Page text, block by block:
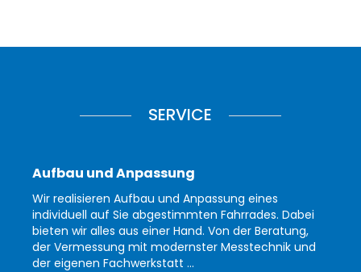
SERVICE
Aufbau und Anpassung
Wir realisieren Aufbau und Anpassung eines
individuell auf Sie abgestimmten Fahrrades. Dabei
bieten wir alles aus einer Hand. Von der Beratung,
der Vermessung mit modernster Messtechnik und
der eigenen Fachwerkstatt ...